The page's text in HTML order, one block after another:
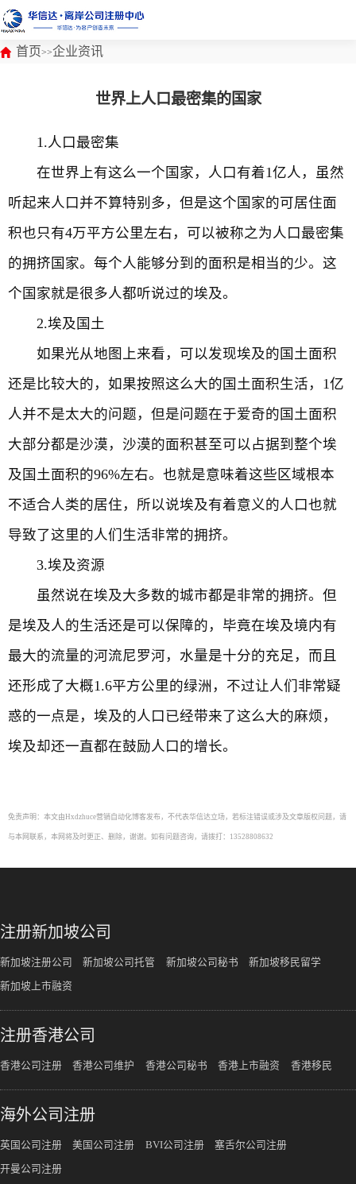
首页>>企业资讯
世界上人口最密集的国家
1.人口最密集
在世界上有这么一个国家，人口有着1亿人，虽然
听起来人口并不算特别多，但是这个国家的可居住面
积也只有4万平方公里左右，可以被称之为人口最密集
的拥挤国家。每个人能够分到的面积是相当的少。这
个国家就是很多人都听说过的埃及。
2.埃及国土
如果光从地图上来看，可以发现埃及的国土面积
还是比较大的，如果按照这么大的国土面积生活，1亿
人并不是太大的问题，但是问题在于爱奇的国土面积
大部分都是沙漠，沙漠的面积甚至可以占据到整个埃
及国土面积的96%左右。也就是意味着这些区域根本
不适合人类的居住，所以说埃及有着意义的人口也就
导致了这里的人们生活非常的拥挤。
3.埃及资源
虽然说在埃及大多数的城市都是非常的拥挤。但
是埃及人的生活还是可以保障的，毕竟在埃及境内有
最大的流量的河流尼罗河，水量是十分的充足，而且
还形成了大概1.6平方公里的绿洲，不过让人们非常疑
惑的一点是，埃及的人口已经带来了这么大的麻烦，
埃及却还一直都在鼓励人口的增长。
免责声明：本文由Hxdzhuce营销自动化博客发布，不代表华信达立场，若标注错误或涉及文章版权问题，请
与本网联系，本网将及时更正、删除，谢谢。如有问题咨询，请拨打：13528808632
注册新加坡公司
新加坡注册公司 新加坡公司托管 新加坡公司秘书 新加坡移民留学
新加坡上市融资
注册香港公司
香港公司注册 香港公司维护 香港公司秘书 香港上市融资 香港移民
海外公司注册
英国公司注册 美国公司注册 BVI公司注册 塞舌尔公司注册
开曼公司注册